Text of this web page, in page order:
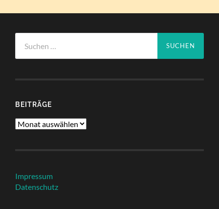
nach:
BEITRÄGE
Beiträge
Impressum
Datenschutz